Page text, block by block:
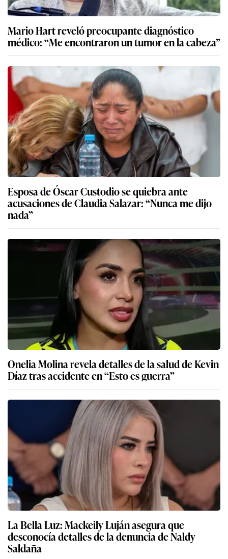
Mario Hart reveló preocupante diagnóstico
médico: “Me encontraron un tumor en la cabeza”
Esposa de Óscar Custodio se quiebra ante
acusaciones de Claudia Salazar: “Nunca me dijo
nada”
Onelia Molina revela detalles de la salud de Kevin
Díaz tras accidente en “Esto es guerra”
La Bella Luz: Mackeily Luján asegura que
desconocía detalles de la denuncia de Naldy
Saldaña